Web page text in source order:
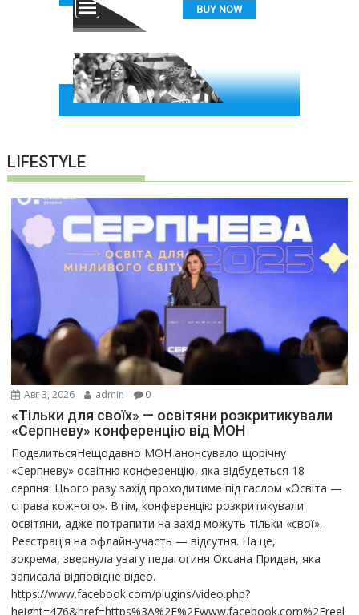
LIFESTYLE
Авг 3, 2026 admin 0
«Тільки для своїх» — освітяни розкритикували
«Серпневу» конференцію від МОН
ПоделитьсяНещодавно МОН анонсувало щорічну
«Серпневу» освітню конференцію, яка відбудеться 18
серпня. Цього разу захід проходитиме під гаслом «Освіта —
справа кожного». Втім, конференцію розкритикували
освітяни, адже потрапити на захід можуть тільки «свої».
Реєстрація на офлайн-участь — відсутня. На це,
зокрема, звернула увагу педагогиня Оксана Придан, яка
записала відповідне відео.
https://www.facebook.com/plugins/video.php?
height=476&href=https%3A%2F%2Fwww.facebook.com%2Freel